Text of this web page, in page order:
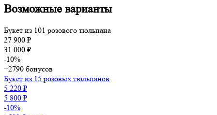
Возможные варианты
Букет из 101 розового тюльпана
27 900 ₽
31 000 ₽
-10%
+2790 бонусов
Букет из 15 розовых тюльпанов
5 220 ₽
5 800 ₽
-10%